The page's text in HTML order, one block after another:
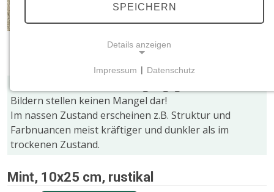
Bildern stellen keinen Mangel dar!
Im nassen Zustand erscheinen z.B. Struktur und
Farbnuancen meist kräftiger und dunkler als im
trockenen Zustand.
Mint, 10x25 cm, rustikal
SPEICHERN
Details anzeigen
Notwendige Cookies ermöglichen grundlegende
Funktionen und sind für die einwandfreie Funktion
der Website erforderlich.
TYPO3
Impressum | Datenschutz